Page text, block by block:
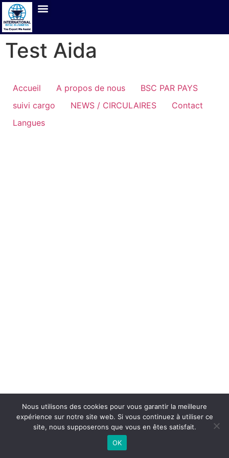
Test Aida
Accueil A propos de nous
BSC PAR PAYS
suivi cargo
NEWS / CIRCULAIRES
Contact
Langues
Nous utilisons des cookies pour vous garantir la meilleure
expérience sur notre site web. Si vous continuez à utiliser ce
site, nous supposerons que vous en êtes satisfait.
OK